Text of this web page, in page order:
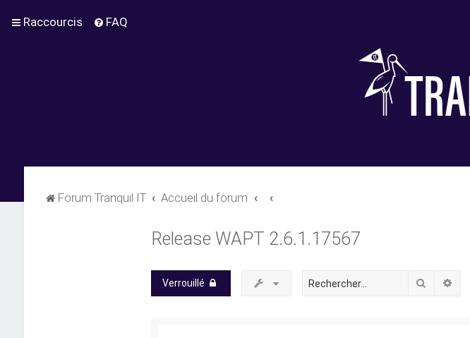
Raccourcis FAQ
Forum Tranquil IT Accueil du forum
Release WAPT 2.6.1.17567
Verrouillé